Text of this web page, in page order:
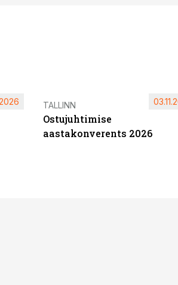
TALLINN
Ostujuhtimise
aastakonverents 2026